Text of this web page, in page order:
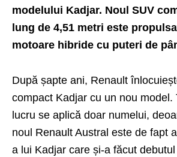
modelului Kadjar. Noul SUV
lung de 4,51 metri este
motoare hibride cu puteri de
După șapte ani, Renault
compact Kadjar cu un nou model.
lucru se aplică doar numelui,
noul Renault Austral este de fapt
a lui Kadjar care și-a făcut